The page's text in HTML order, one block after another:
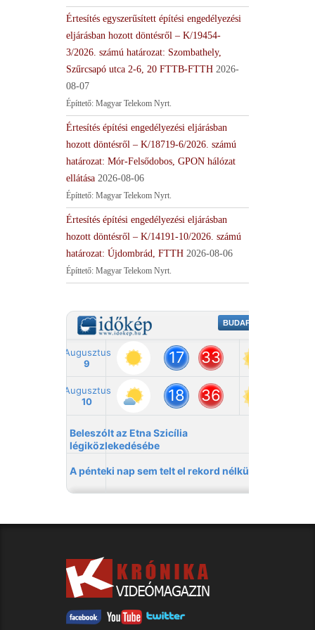
Értesítés egyszerűsített építési engedélyezési
eljárásban hozott döntésről – K/19454-
3/2026. számú határozat: Szombathely,
Szűrcsapó utca 2-6, 20 FTTB-FTTH 2026-
08-07
Építtető: Magyar Telekom Nyrt.
Értesítés építési engedélyezési eljárásban
hozott döntésről – K/18719-6/2026. számú
határozat: Mór-Felsődobos, GPON hálózat
ellátása 2026-08-06
Építtető: Magyar Telekom Nyrt.
Értesítés építési engedélyezési eljárásban
hozott döntésről – K/14191-10/2026. számú
határozat: Újdombrád, FTTH 2026-08-06
Építtető: Magyar Telekom Nyrt.